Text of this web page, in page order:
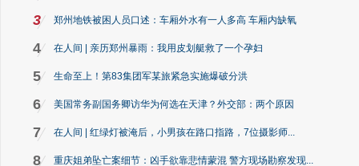
3 郑州地铁被困人员口述：车厢外水有一人多高 车厢内缺氧
4 在人间 | 亲历郑州暴雨：我用皮划艇救了一个孕妇
5 生命至上！第83集团军某旅紧急实施爆破分洪
6 美国常务副国务卿访华为何选在天津？外交部：两个原因
7 在人间 | 红绿灯被淹后，小男孩在路口指路，7位摄影师...
8 重庆姐弟坠亡案细节：凶手欲靠悲情蒙混 警方现场勘察发现...